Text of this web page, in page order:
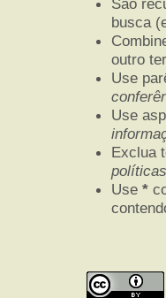
busca
outro
Use
Use
Exclua
políticas
Use *